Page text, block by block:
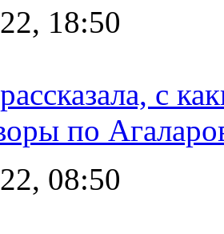
18:50
с
по
08:50